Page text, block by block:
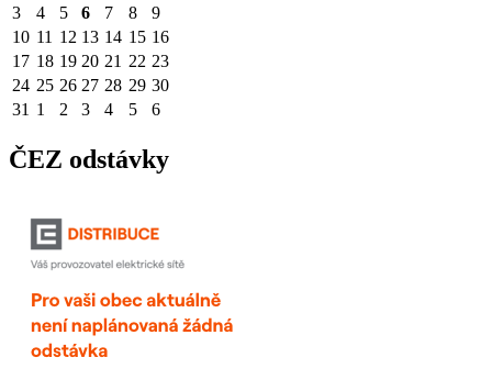
3
4 5 6 7 8
9
10 11 12 13 14 15 16
17 18 19 20 21 22 23
24 25 26 27 28 29 30
31 1 2 3 4 5 6
ČEZ odstávky